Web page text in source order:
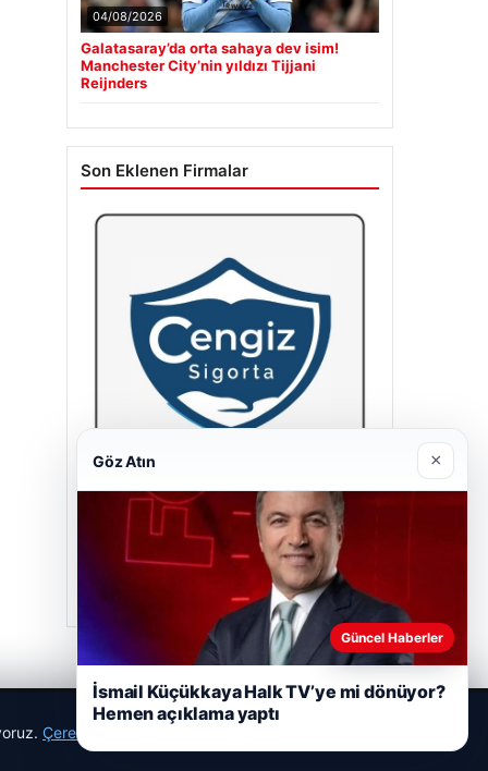
04/08/2026
Galatasaray’da orta sahaya dev isim!
Manchester City’nin yıldızı Tijjani
Reijnders
Son Eklenen Firmalar
Cengiz Sigorta
Çerez Politikamız
Göz Atın ×
Güncel Haberler
İsmail Küçükkaya Halk TV’ye mi dönüyor?
Hemen açıklama yaptı